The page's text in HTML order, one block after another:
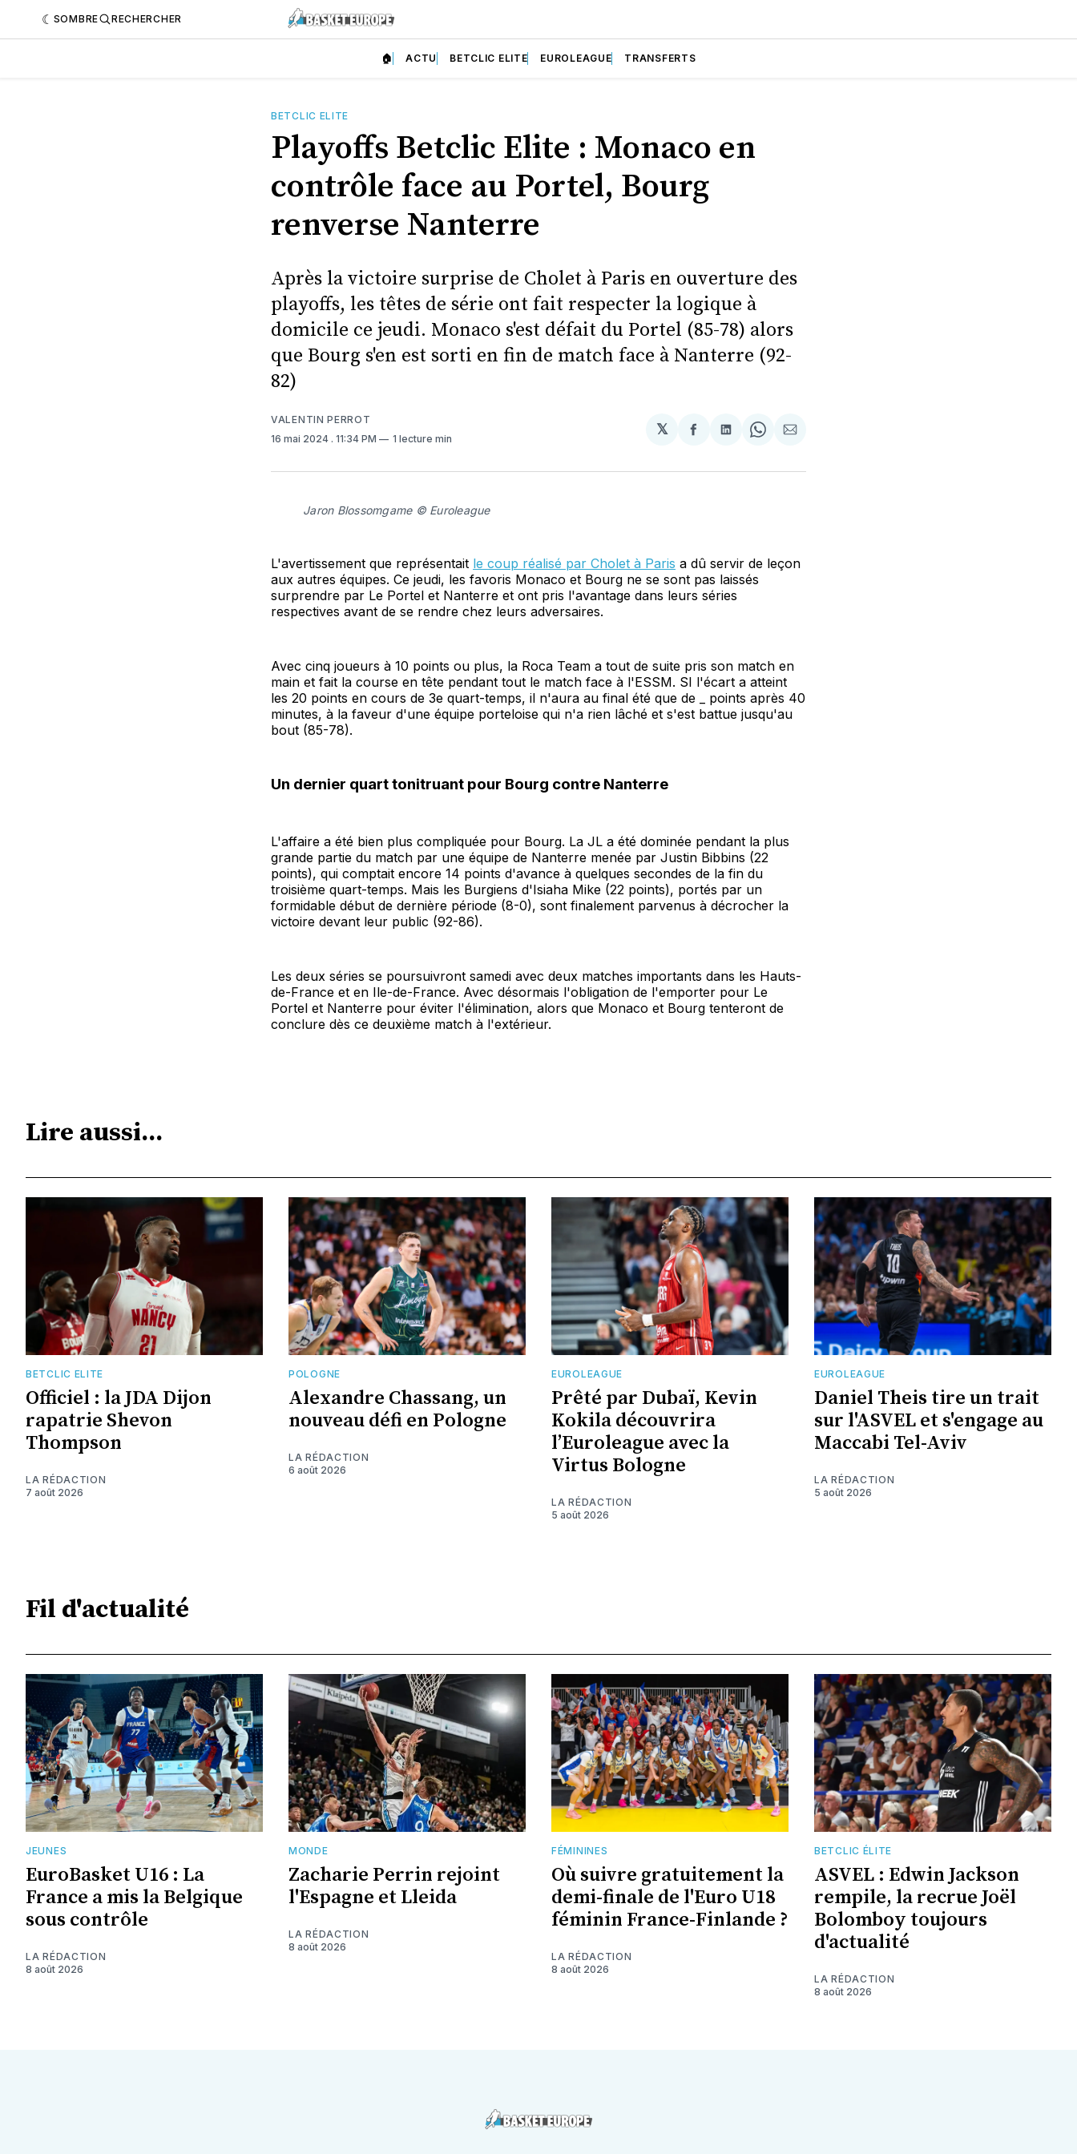
SOMBRE RECHERCHER
🏠 ACTU BETCLIC ELITE EUROLEAGUE TRANSFERTS
BETCLIC ELITE
Playoffs Betclic Elite : Monaco en
contrôle face au Portel, Bourg
renverse Nanterre
Après la victoire surprise de Cholet à Paris en ouverture des
playoffs, les têtes de série ont fait respecter la logique à
domicile ce jeudi. Monaco s'est défait du Portel (85-78) alors
que Bourg s'en est sorti en fin de match face à Nanterre (92-
82)
VALENTIN PERROT
16 mai 2024 . 11:34 PM 1 lecture min
𝕏
Partager
Facebook
Partager
LinkedIn
Share
WhatsApp
Partager
Courriel
Jaron Blossomgame © Euroleague
L'avertissement que représentait le coup réalisé par Cholet à Paris a dû servir de leçon
aux autres équipes. Ce jeudi, les favoris Monaco et Bourg ne se sont pas laissés
surprendre par Le Portel et Nanterre et ont pris l'avantage dans leurs séries
respectives avant de se rendre chez leurs adversaires.
Avec cinq joueurs à 10 points ou plus, la Roca Team a tout de suite pris son match en
main et fait la course en tête pendant tout le match face à l'ESSM. SI l'écart a atteint
les 20 points en cours de 3e quart-temps, il n'aura au final été que de _ points après 40
minutes, à la faveur d'une équipe porteloise qui n'a rien lâché et s'est battue jusqu'au
bout (85-78).
Un dernier quart tonitruant pour Bourg contre Nanterre
L'affaire a été bien plus compliquée pour Bourg. La JL a été dominée pendant la plus
grande partie du match par une équipe de Nanterre menée par Justin Bibbins (22
points), qui comptait encore 14 points d'avance à quelques secondes de la fin du
troisième quart-temps. Mais les Burgiens d'Isiaha Mike (22 points), portés par un
formidable début de dernière période (8-0), sont finalement parvenus à décrocher la
victoire devant leur public (92-86).
Les deux séries se poursuivront samedi avec deux matches importants dans les Hauts-
de-France et en Ile-de-France. Avec désormais l'obligation de l'emporter pour Le
Portel et Nanterre pour éviter l'élimination, alors que Monaco et Bourg tenteront de
conclure dès ce deuxième match à l'extérieur.
Lire aussi...
BETCLIC ELITE
Officiel : la JDA Dijon
rapatrie Shevon
Thompson
LA RÉDACTION
7 août 2026
POLOGNE
Alexandre Chassang, un
nouveau défi en Pologne
LA RÉDACTION
6 août 2026
EUROLEAGUE
Prêté par Dubaï, Kevin
Kokila découvrira
l’Euroleague avec la
Virtus Bologne
LA RÉDACTION
5 août 2026
EUROLEAGUE
Daniel Theis tire un trait
sur l'ASVEL et s'engage au
Maccabi Tel-Aviv
LA RÉDACTION
5 août 2026
Fil d'actualité
JEUNES
EuroBasket U16 : La
France a mis la Belgique
sous contrôle
LA RÉDACTION
8 août 2026
MONDE
Zacharie Perrin rejoint
l'Espagne et Lleida
LA RÉDACTION
8 août 2026
FÉMININES
Où suivre gratuitement la
demi-finale de l'Euro U18
féminin France-Finlande ?
LA RÉDACTION
8 août 2026
BETCLIC ÉLITE
ASVEL : Edwin Jackson
rempile, la recrue Joël
Bolomboy toujours
d'actualité
LA RÉDACTION
8 août 2026